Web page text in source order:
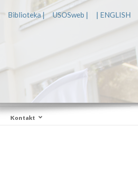
Biblioteka | USOSweb | | ENGLISH
Kontakt